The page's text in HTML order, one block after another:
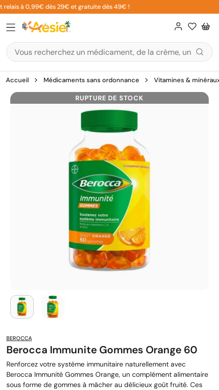
Aller
au
contenu
à 0,99€ dès 29€ et gratuite dès 49€ !
Accueil Médicaments sans ordonnance Vitamines &
RUPTURE DE STOCK
BEROCCA
Berocca Immunite Gommes Orange 60
Renforcez votre système immunitaire naturellement avec
Berocca Immunité Gommes Orange, un complément alimentaire
sous forme de gommes à mâcher au délicieux goût fruité. Ces